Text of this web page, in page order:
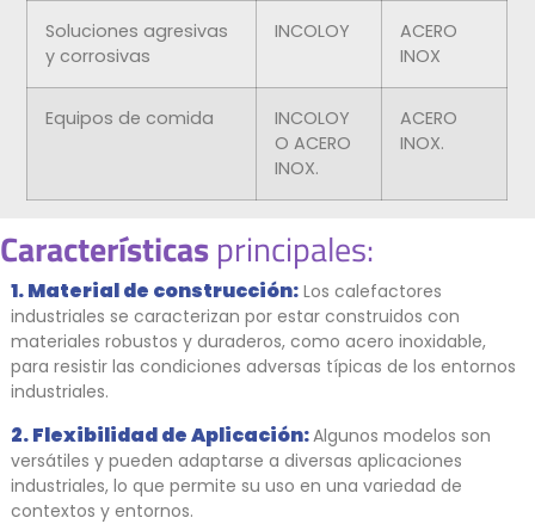
Soluciones agresivas
y corrosivas
INCOLOY
ACERO
INOX
Equipos de comida
INCOLOY
O ACERO
INOX.
ACERO
INOX.
Característicasprincipales:
1. Material de construcción:Los calefactores
industriales se caracterizan por estar construidos con
materiales robustos y duraderos, como acero inoxidable,
para resistir las condiciones adversas típicas de los entornos
industriales.
2. Flexibilidad de Aplicación:Algunos modelos son
versátiles y pueden adaptarse a diversas aplicaciones
industriales, lo que permite su uso en una variedad de
contextos y entornos.